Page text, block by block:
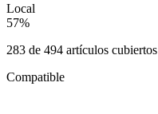
Local
57%
283 de 494 artículos cubiertos
Compatible